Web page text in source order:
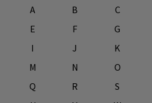
A B C
E
F G
I
J K
M
N O
Q
R S